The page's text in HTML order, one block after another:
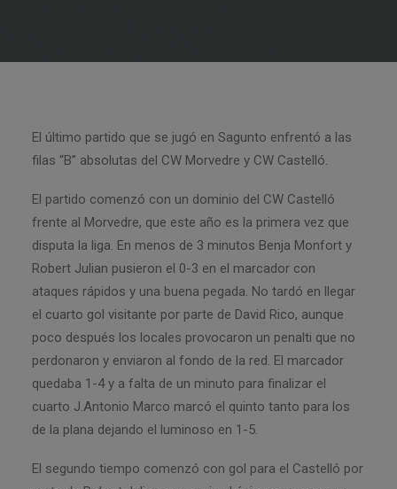
El último partido que se jugó en Sagunto enfrentó a las
filas “B” absolutas del CW Morvedre y CW Castelló.
El partido comenzó con un dominio del CW Castelló
frente al Morvedre, que este año es la primera vez que
disputa la liga. En menos de 3 minutos Benja Monfort y
Robert Julian pusieron el 0-3 en el marcador con
ataques rápidos y una buena pegada. No tardó en llegar
el cuarto gol visitante por parte de David Rico, aunque
poco después los locales provocaron un penalti que no
perdonaron y enviaron al fondo de la red. El marcador
quedaba 1-4 y a falta de un minuto para finalizar el
cuarto J.Antonio Marco marcó el quinto tanto para los
de la plana dejando el luminoso en 1-5.
El segundo tiempo comenzó con gol para el Castelló por